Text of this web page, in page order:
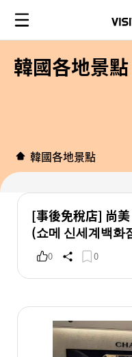
韓國各地景點
韓國各地景點
[事後免稅店] 尚
(쇼메 신세계백화
0 0